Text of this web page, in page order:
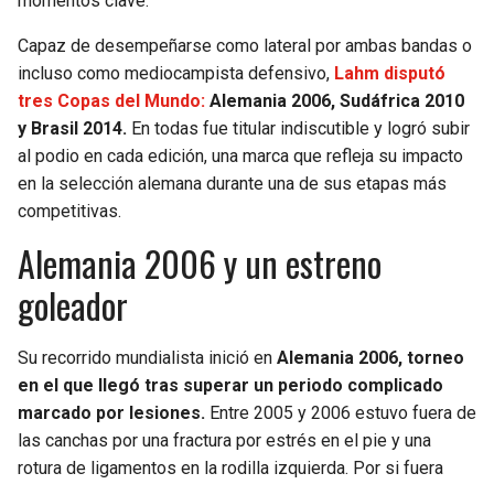
SEAHAWKS
BEARS
LIONS
PACKERS
VIKINGS
FALCONS
PANTHERS
SAINTS
PELICANS
SPURS
NUGGETS
TIMBERWOLVES
THUNDER
TRAIL BLAZERS
JAZZ
Capaz de desempeñarse como lateral por ambas bandas o
incluso como mediocampista defensivo, Lahm disputó
tres Copas del Mundo: Alemania 2006, Sudáfrica 2010
y Brasil 2014. En todas fue titular indiscutible y logró subir
al podio en cada edición, una marca que refleja su impacto
en la selección alemana durante una de sus etapas más
competitivas.
Alemania 2006 y un estreno
goleador
Su recorrido mundialista inició en Alemania 2006, torneo
en el que llegó tras superar un periodo complicado
marcado por lesiones. Entre 2005 y 2006 estuvo fuera de
las canchas por una fractura por estrés en el pie y una
rotura de ligamentos en la rodilla izquierda. Por si fuera